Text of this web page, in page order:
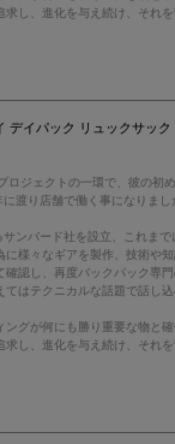
し、進化を与え続け、それ
イパック リュックサッ
ジェクトの一環で、彼の
渡り店舗で働く事になりまし
ンバード社を設立、これま
様々なギアを製作、技術
認し、再度バックパック
はテクニカルな話題で話し
グが何にも勝り重要な物
し、進化を与え続け、それ